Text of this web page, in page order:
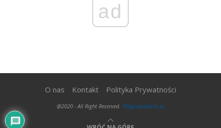
ad
O nas Kontakt Polityka Prywatności
@2020 - All Right Reserved. 300gospodarka.pl